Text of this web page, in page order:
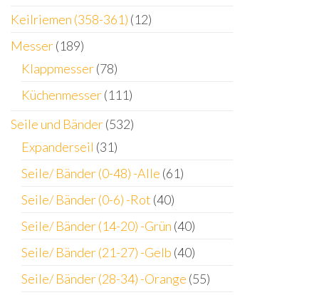
Keilriemen (358-361) (12)
Messer(189)
Klappmesser(78)
Küchenmesser(111)
Seile und Bänder(532)
Expanderseil (31)
Seile/ Bänder (0-48) -Alle (61)
Seile/ Bänder (0-6) -Rot (40)
Seile/ Bänder (14-20) -Grün (40)
Seile/ Bänder (21-27) -Gelb (40)
Seile/ Bänder (28-34) -Orange (55)